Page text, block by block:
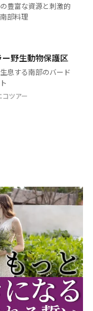
豊富な資源と刺激的
部料理
野生動物保護区
息する南部のバード
コツアー